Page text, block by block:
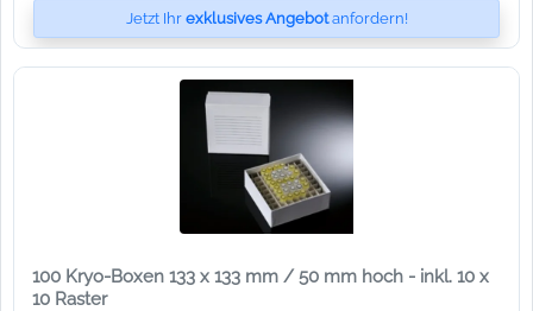
Jetzt Ihr exklusives Angebotanfordern!
100 Kryo-Boxen 133 x 133 mm / 50 mm hoch - inkl. 10 x
10 Raster